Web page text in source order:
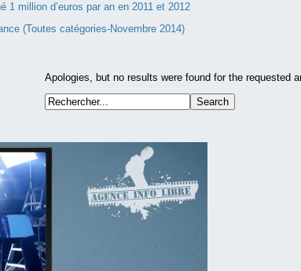
1 million d’euros par an en 2011 et 2012
(Toutes catégories-Novembre 2014)
Apologies, but no results were found for the requested